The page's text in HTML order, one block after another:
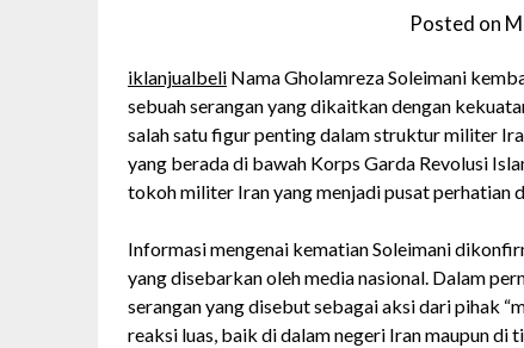
Posted on
iklanjualbeli Nama Gholamreza Soleimani
sebuah serangan yang dikaitkan dengan
salah satu figur penting dalam struktur militer
yang berada di bawah Korps Garda Revolusi
tokoh militer Iran yang menjadi pusat perhatian
Informasi mengenai kematian Soleimani
yang disebarkan oleh media nasional. Dalam
serangan yang disebut sebagai aksi dari pihak
reaksi luas, baik di dalam negeri Iran maupun di